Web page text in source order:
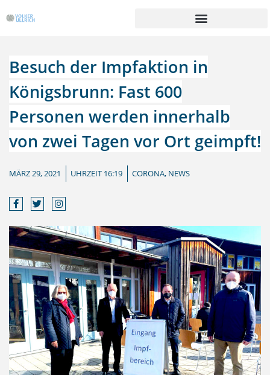
Inhalt
springen
Besuch der Impfaktion in
Königsbrunn: Fast 600
Personen werden innerhalb
von zwei Tagen vor Ort geimpft!
MÄRZ 29, 2021 UHRZEIT 16:19 CORONA, NEWS
F
a
e
b
o
o
k
-
f
T
w
t
t
e
r
I
n
t
a
g
r
a
m